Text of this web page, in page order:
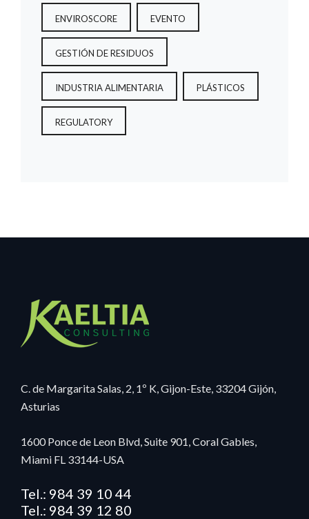
ENVIROSCORE EVENTO
GESTIÓN DE RESIDUOS
INDUSTRIA ALIMENTARIA PLÁSTICOS
REGULATORY
C. de Margarita Salas, 2, 1º K, Gijon-Este, 33204 Gijón,
Asturias
1600 Ponce de Leon Blvd, Suite 901, Coral Gables,
Miami FL 33144-USA
Tel.: 984 39 10 44
Tel.: 984 39 12 80